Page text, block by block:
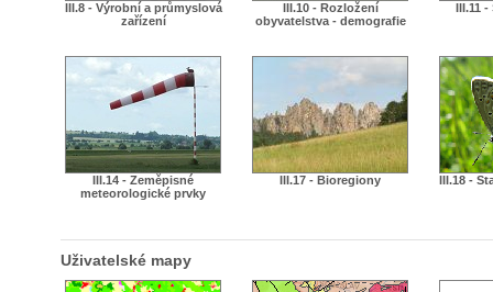
III.8 - Výrobní a průmyslová
zařízení
III.10 - Rozložení
obyvatelstva - demografie
III.11
III.14 - Zeměpisné
meteorologické prvky
III.17 - Bioregiony III.18 -
Uživatelské mapy